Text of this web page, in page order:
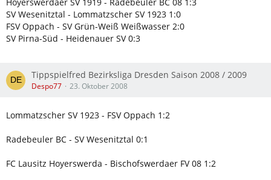
SV Wesenitztal - Lommatzscher SV 1923 1:0
FSV Oppach - SV Grün-Weiß Weißwasser 2:0
SV Pirna-Süd - Heidenauer SV 0:3
Tippspielfred Bezirksliga Dresden Saison 2008 / 2009
Despo77 23. Oktober 2008
Lommatzscher SV 1923 - FSV Oppach 1:2
Radebeuler BC - SV Wesenitztal 0:1
FC Lausitz Hoyerswerda - Bischofswerdaer FV 08 1:2